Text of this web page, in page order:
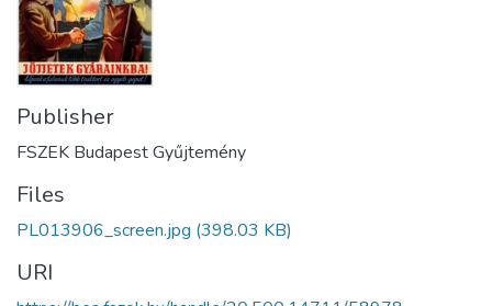
Publisher
FSZEK Budapest Gyűjtemény
Files
PL013906_screen.jpg (398.03 KB)
URI